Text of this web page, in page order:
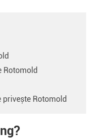
Rotomold
privește Rotomold